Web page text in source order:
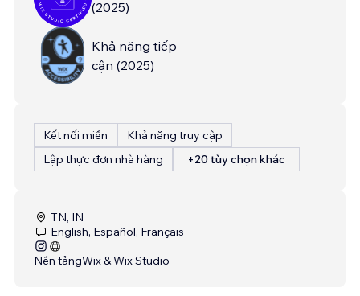
(2025)
Khả năng tiếp
cận (2025)
Kết nối miền
Khả năng truy cập
Lập thực đơn nhà hàng
+20 tùy chọn khác
TN, IN
English, Español, Français
Nền tảngWix & Wix Studio